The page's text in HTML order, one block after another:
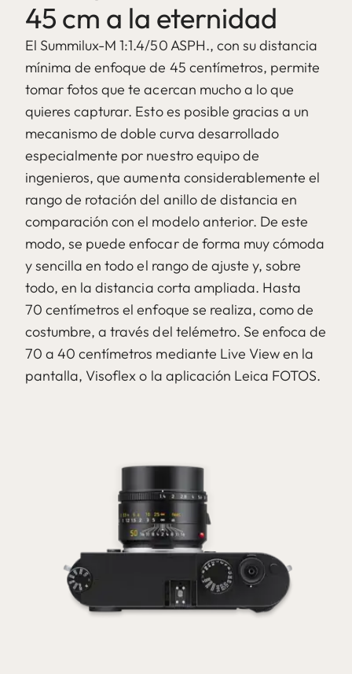
45 cm a la eternidad
El Summilux-M 1:1.4/50 ASPH., con su distancia
mínima de enfoque de 45 centímetros, permite
tomar fotos que te acercan mucho a lo que
quieres capturar. Esto es posible gracias a un
mecanismo de doble curva desarrollado
especialmente por nuestro equipo de
ingenieros, que aumenta considerablemente el
rango de rotación del anillo de distancia en
comparación con el modelo anterior. De este
modo, se puede enfocar de forma muy cómoda
y sencilla en todo el rango de ajuste y, sobre
todo, en la distancia corta ampliada. Hasta
70 centímetros el enfoque se realiza, como de
costumbre, a través del telémetro. Se enfoca de
70 a 40 centímetros mediante Live View en la
pantalla, Visoflex o la aplicación Leica FOTOS.